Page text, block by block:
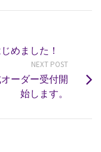
めました！
NEXT POST
オーダー受付開
始します。